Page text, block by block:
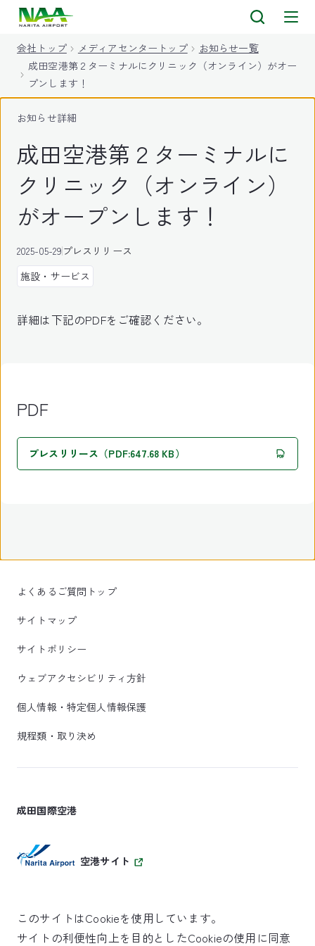
会社トップ メディアセンタートップ
お知らせ一覧
成田空港第２ターミナルにクリニック（オンライン）がオー
プンします！
お知らせ詳細
成田空港第２ターミナルに
クリニック（オンライン）
がオープンします！
2025-05-29プレスリリース
施設・サービス
詳細は下記のPDFをご確認ください。
PDF
プレスリリース（PDF:647.68 KB）
よくあるご質問トップ
サイトマップ
サイトポリシー
ウェブアクセシビリティ方針
個人情報・特定個人情報保護
規程類・取り決め
成田国際空港
空港サイト
このサイトはCookieを使用しています。
サイトの利便性向上を目的としたCookieの使用に同意